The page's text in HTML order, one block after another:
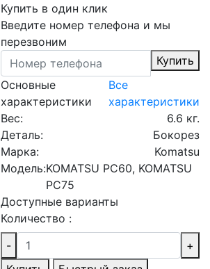
Купить в один клик
Введите номер телефона и мы
перезвоним
Купить
Основные
характеристики
Все
характеристики
Вес:
6.6 кг.
Деталь:
Бокорез
Марка:
Komatsu
Модель:KOMATSU PC60, KOMATSU
PC75
Доступные варианты
Количество :
-
+